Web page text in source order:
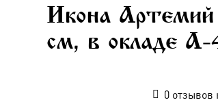
Икона Артемий
см, в окладе
0отзывов